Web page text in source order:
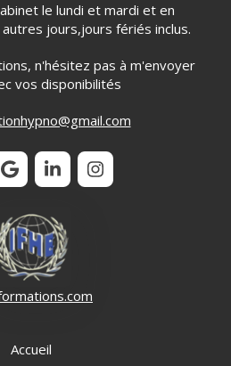
le lundi et mardi et en
jours,jours fériés inclus.
n'hésitez pas à m'envoyer
vos disponibilités
Accueil